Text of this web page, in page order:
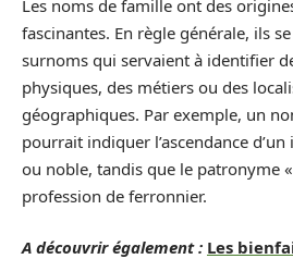
Les noms de famille ont des
fascinantes. En règle générale, ils
surnoms qui servaient à identifier
physiques, des métiers ou des
géographiques. Par exemple, un
pourrait indiquer l’ascendance
ou noble, tandis que le patronyme
profession de ferronnier.
A découvrir également : Les